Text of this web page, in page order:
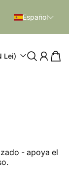
Español
Lei)
- apoya el